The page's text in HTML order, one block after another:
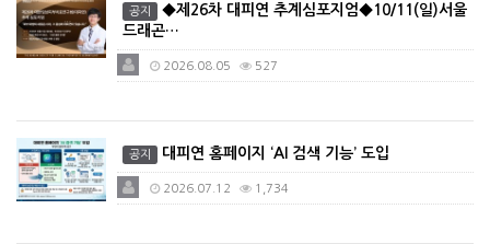
공지
◆제26차 대피연 추계심포지엄◆10/11(일)서울
드래곤…
2026.08.05 527
공지 대피연 홈페이지 ‘AI 검색 기능’ 도입
2026.07.12 1,734